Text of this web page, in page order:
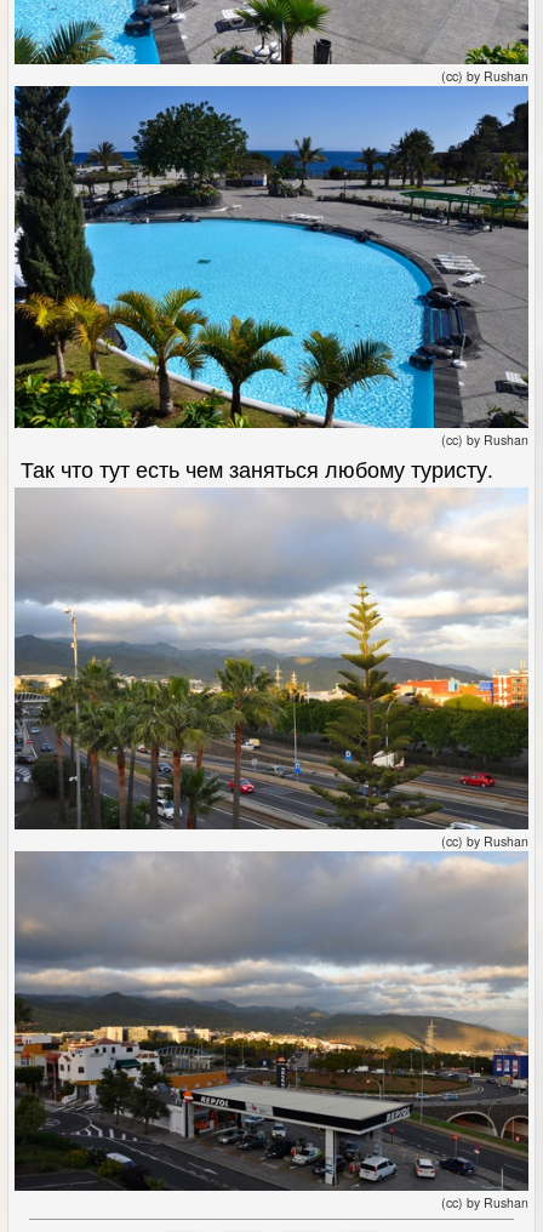
(cc) by Rushan
(cc) by Rushan
Так что тут есть чем заняться любому туристу.
(cc) by Rushan
(cc) by Rushan